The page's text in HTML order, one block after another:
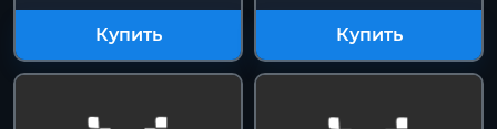
Купить Купить